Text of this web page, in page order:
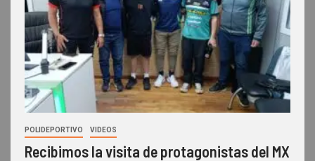
POLIDEPORTIVO VIDEOS
Recibimos la visita de protagonistas del MX